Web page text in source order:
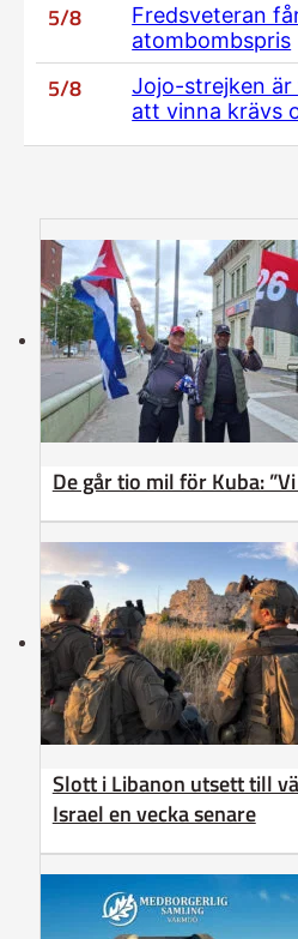
5/8
Fredsveteran
atombombspris
5/8
Jojo-strejken är
att vinna krävs
De går tio mil för Kuba:
Slott i Libanon utsett till
Israel en vecka senare